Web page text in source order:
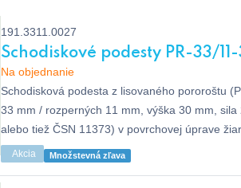
191.3311.0027
Schodiskové podesty PR-33/
Na objednanie
Schodisková podesta z lisovaného pororoštu
33 mm / rozperných 11 mm, výška 30 mm,
alebo tiež ČSN 11373) v povrchovej úprave
ISO 1461, bez protišmyku.
Akcia Množstevná zľava